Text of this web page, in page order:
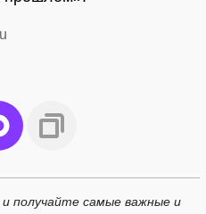
получайте самые важные и